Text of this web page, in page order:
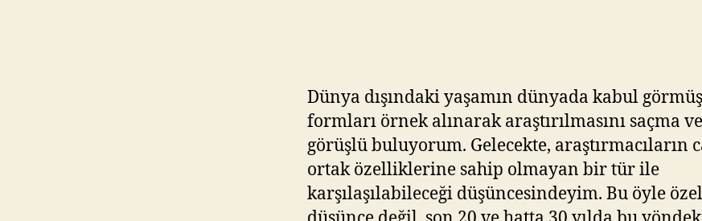
z
Dünya dışındaki yaşamın dünyada kabul
formları örnek alınarak araştırılmasını saçma
görüşlü buluyorum. Gelecekte, araştırmacıların
ortak özelliklerine sahip olmayan bir tür ile
karşılaşılabileceği düşüncesindeyim. Bu öyle